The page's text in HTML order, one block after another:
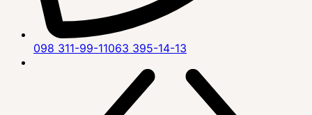
098 311-99-11063 395-14-13